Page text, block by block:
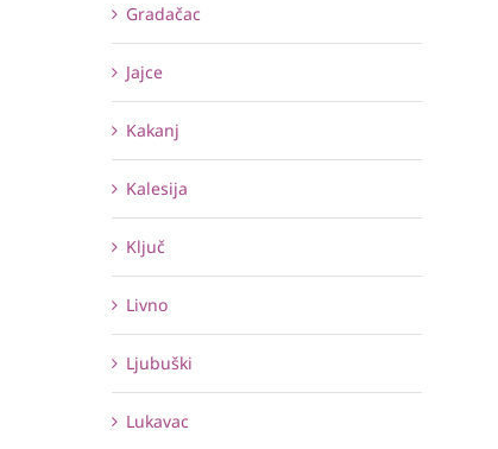
Gradačac
Jajce
Kakanj
Kalesija
Ključ
Livno
Ljubuški
Lukavac